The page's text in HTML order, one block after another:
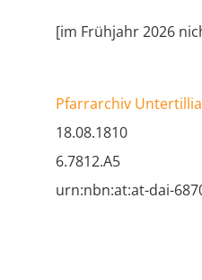
[im Frühjahr 2026
Pfarrarchiv
18.08.1810
6.7812.A5
urn:nbn:at:at-dai-